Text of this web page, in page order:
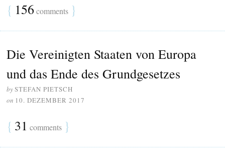
{ 156 comments }
Die Vereinigten Staaten von Europa
und das Ende des Grundgesetzes
bySTEFAN PIETSCH
on 10. DEZEMBER 2017
{ 31 comments }